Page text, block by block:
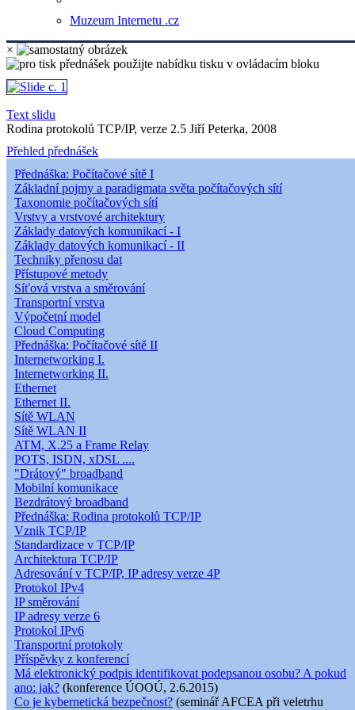
Muzeum Internetu .cz
×
Text slidu
Rodina protokolů TCP/IP, verze 2.5 Jiří Peterka, 2008
Přehled přednášek
Přednáška: Počítačové sítě I
Základní pojmy a paradigmata světa počítačových sítí
Taxonomie počítačových sítí
Vrstvy a vrstvové architektury
Základy datových komunikací - I
Základy datových komunikací - II
Techniky přenosu dat
Přístupové metody
Síťová vrstva a směrování
Transportní vrstva
Výpočetní model
Cloud Computing
Přednáška: Počítačové sítě II
Internetworking I.
Internetworking II.
Ethernet
Ethernet II.
Sítě WLAN
Sítě WLAN II
ATM, X.25 a Frame Relay
POTS, ISDN, xDSL ....
"Drátový" broadband
Mobilní komunikace
Bezdrátový broadband
Přednáška: Rodina protokolů TCP/IP
Vznik TCP/IP
Standardizace v TCP/IP
Architektura TCP/IP
Adresování v TCP/IP, IP adresy verze 4P
Protokol IPv4
IP směrování
IP adresy verze 6
Protokol IPv6
Transportní protokoly
Příspěvky z konferencí
Má elektronický podpis identifikovat podepsanou osobu? A pokud
ano: jak? (konference ÚOOÚ, 2.6.2015)
Co je kybernetická bezpečnost? (seminář AFCEA při veletrhu